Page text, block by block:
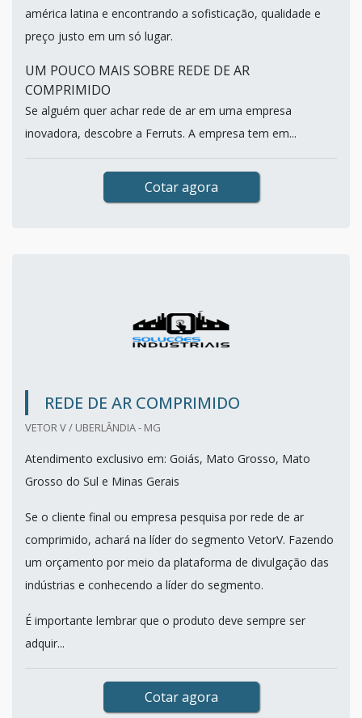
américa latina e encontrando a sofisticação, qualidade e
preço justo em um só lugar.
UM POUCO MAIS SOBRE REDE DE AR
COMPRIMIDO
Se alguém quer achar rede de ar em uma empresa
inovadora, descobre a Ferruts. A empresa tem em...
Cotar agora
REDE DE AR COMPRIMIDO
VETOR V / UBERLÂNDIA - MG
Atendimento exclusivo em: Goiás, Mato Grosso, Mato
Grosso do Sul e Minas Gerais
Se o cliente final ou empresa pesquisa por rede de ar
comprimido, achará na líder do segmento VetorV. Fazendo
um orçamento por meio da plataforma de divulgação das
indústrias e conhecendo a líder do segmento.
É importante lembrar que o produto deve sempre ser
adquir...
Cotar agora